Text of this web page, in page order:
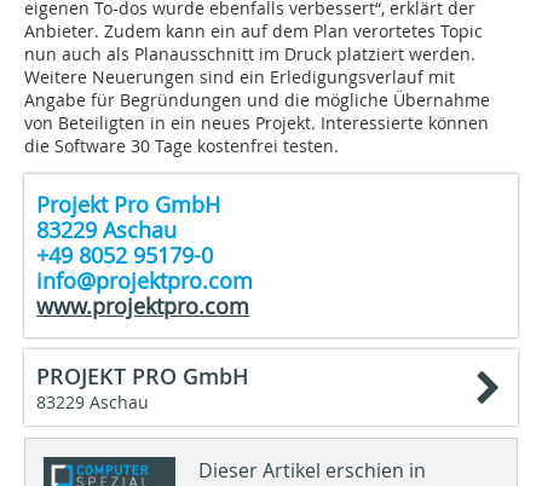
eigenen To-dos wurde ebenfalls verbessert“, erklärt der
Anbieter. Zudem kann ein auf dem Plan verortetes Topic
nun auch als Planausschnitt im Druck platziert werden.
Weitere Neuerungen sind ein Erledigungsverlauf mit
Angabe für Begründungen und die mögliche Übernahme
von Beteiligten in ein neues Projekt. Interessierte können
die Software 30 Tage kostenfrei testen.
Projekt Pro GmbH
83229 Aschau
+49 8052 95179-0
info@projektpro.com
www.projektpro.com
PROJEKT PRO GmbH
83229 Aschau
Dieser Artikel erschien in